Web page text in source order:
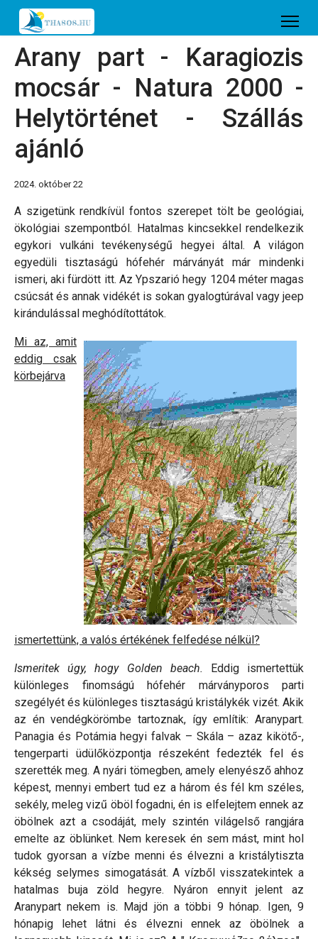
Arany part - Karagiozis
mocsár - Natura 2000 -
Helytörténet - Szállás
ajánló
2024. október 22
A szigetünk rendkívül fontos szerepet tölt be geológiai,
ökológiai szempontból. Hatalmas kincsekkel rendelkezik
egykori vulkáni tevékenységű hegyei által. A világon
egyedüli tisztaságú hófehér márványát már mindenki
ismeri, aki fürdött itt. Az Ypszarió hegy 1204 méter magas
csúcsát és annak vidékét is sokan gyalogtúrával vagy jeep
kirándulással meghódítottátok.
Mi az, amit
eddig csak
körbejárva
ismertettünk, a valós értékének felfedése nélkül?
Ismeritek úgy, hogy Golden beach. Eddig ismertettük
különleges finomságú hófehér márványporos parti
szegélyét és különleges tisztaságú kristálykék vizét. Akik
az én vendégkörömbe tartoznak, így említik: Aranypart.
Panagia és Potámia hegyi falvak – Skála – azaz kikötő-,
tengerparti üdülőközpontja részeként fedezték fel és
szerették meg. A nyári tömegben, amely elenyésző ahhoz
képest, mennyi embert tud ez a három és fél km széles,
sekély, meleg vizű öböl fogadni, én is elfelejtem ennek az
öbölnek azt a csodáját, mely szintén világelső rangjára
emelte az öblünket. Nem keresek én sem mást, mint hol
tudok gyorsan a vízbe menni és élvezni a kristálytiszta
kékség selymes simogatását. A vízből visszatekintek a
hatalmas buja zöld hegyre. Nyáron ennyit jelent az
Aranypart nekem is. Majd jön a többi 9 hónap. Igen, 9
hónapig lehet látni és élvezni ennek az öbölnek a